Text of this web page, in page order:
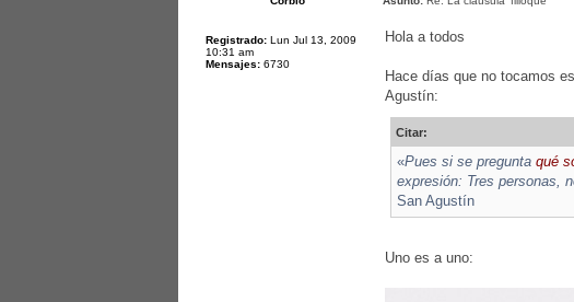
Registrado: Lun Jul 13, 2009
10:31 am
Mensajes: 6730
Hola a todos
Hace días que no tocamos
Agustín:
Citar:
«Pues si se pregunta qué
expresión: Tres personas,
San Agustín
Uno es a uno: